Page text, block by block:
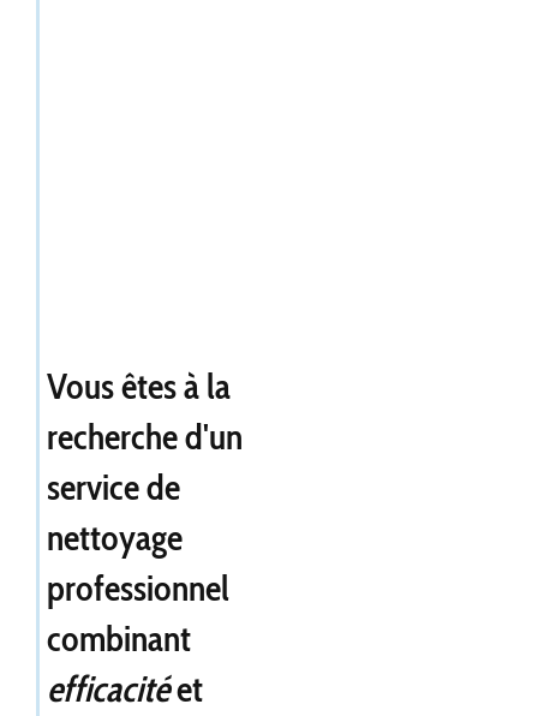
Vous êtes à la
recherche d'un
service de
nettoyage
professionnel
combinant
efficacitéet